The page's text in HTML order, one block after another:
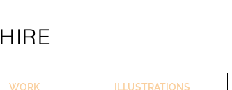
WORK ILLUSTRATIONS